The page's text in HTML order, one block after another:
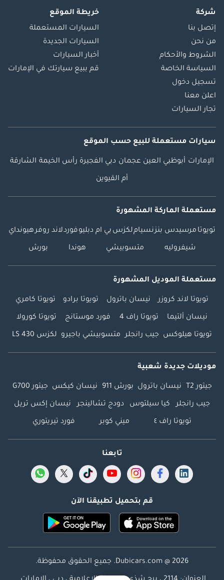
شركة
إتصل بنا
من نحن
الشروط والأحكام
السياسة الخاصة
تسجيل دخول
اعلن معنا
تجار السيارات
خريطة الموقع
السيارات المستعملة
السيارات الجديدة
أخبار السيارات
قم ببيع سيارتك في الإمارات
سيارات مستعملة للبيع حسب الموقع
الإمارات أبوظبي العين عجمان دبي الفجيرة رأس الخيمة الشارقة
أم القيوين
مستعملة الماركة المشهورة
تويوتا مرسيدس بنزنسياملكزس بي ام دبليوفوردلاند روفرهيونداي
شيفروليه متسوبيشي هوندا بورش
مستعملة الموديل المشهورة
تويوتا لاند كروزر نيسان باترول تويوتا برادو تويوتا كامري
نيسان ألتيما تويوتا راف 4 فورد موستانج تويوتا كورولا
تويوتا هيلوكس جيب رانجلر متسوبيشي باجيرو لكزس LS 430
موديلات جديدة شعبية
جيتور T2 نيسان باترول بورش 911 نيسان كيكس جيتور G700
جيب رانجلر كيا سيلتوس دودج تشالينجر نيسان إكس تريل
تويوتا راف ٤ ميني كوبر فورد تيريتوري
تابعنا
قم بتحميل تطبيقنا الآن
Dubicars.com @ 2026. جميع الحقوق محفوظة.